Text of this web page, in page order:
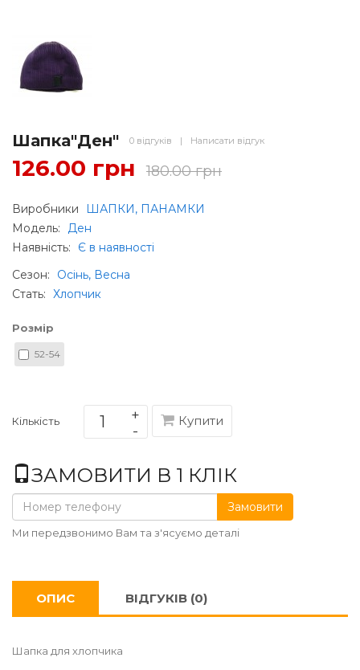
Шапка"Ден" 0 відгуків | Написати відгук
126.00 грн 180.00 грн
Виробники
ШАПКИ, ПАНАМКИ
Модель:
Ден
Наявність:
Є в наявності
Сезон:
Осінь, Весна
Стать: Хлопчик
Розмір
52-54
Кількість Купити
ЗАМОВИТИ В 1 КЛІК
Замовити
Ми передзвонимо Вам та з'ясуємо деталі
ОПИС ВІДГУКІВ (0)
Шапка для хлопчика